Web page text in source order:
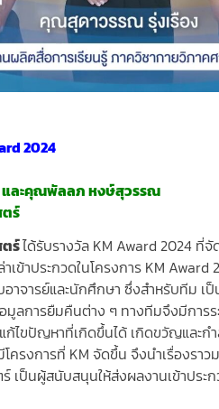
2024
และคุณพัลลภ หงษ์สุวรรณ
ร์
ร์ได้รับรางวัล KM Award 2024 ที่
าเข้าประกวดในโครงการ KM
าจารย์และนักศึกษา ซึ่งสำหรับทีม เ
มูลการยืมคืนต่าง ๆ ทางทีมจึงมีกา
ไขปัญหาที่เกิดขึ้นได้ เกิดขวัญและก
รงการที่ KM จัดขึ้น จึงนำเรื่องรา
เป็นผู้สนับสนุนให้ส่งผลงานเข้าปร